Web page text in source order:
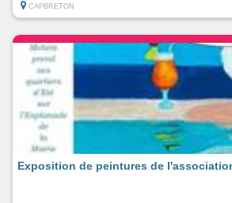
CAPBRETON
Exposition de peintures de